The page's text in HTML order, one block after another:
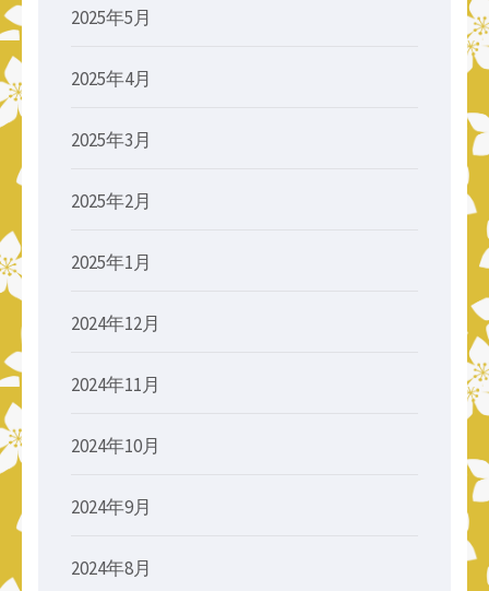
2025年5月
2025年4月
2025年3月
2025年2月
2025年1月
2024年12月
2024年11月
2024年10月
2024年9月
2024年8月